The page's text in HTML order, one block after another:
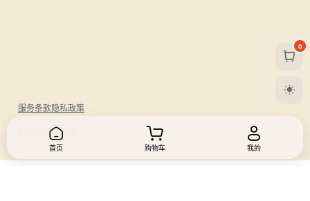
服务条款隐私政策
© 2026 UU日杂.
0
首页 购物车 我的